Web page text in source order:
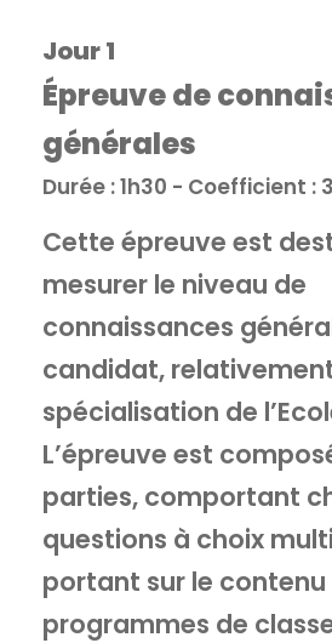
Jour 1
Épreuve de
générales
Durée : 1h30 - Coefficient : 3
Cette épreuve est
mesurer le niveau de
connaissances
candidat,
spécialisation de
L’épreuve est
parties, comportant
questions à choix
portant sur le contenu
programmes de